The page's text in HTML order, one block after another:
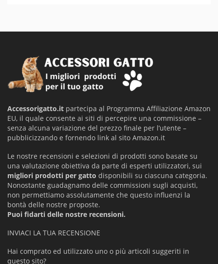
Accessorigatto.it partecipa al Programma Affiliazione Amazon
EU, il quale consente ai siti di percepire una commissione –
senza alcuna variazione del prezzo finale per l’utente –
pubblicizzando e fornendo link al sito Amazon.it
Le nostre recensioni e selezioni di prodotti sono basate su
una valutazione obiettiva da parte di esperti utilizzatori, sui
migliori prodotti per gatto disponibili su ciascuna categoria.
Nonostante guadagnamo delle commissioni sugli acquisti,
non permettiamo assolutamente che questo influenzi la
bontà delle nostre proposte.
Puoi fidarti delle nostre recensioni.
INVIACI LA TUA RECENSIONE
Hai comprato ed utilizzato uno o più articoli suggeriti in
questo sito?